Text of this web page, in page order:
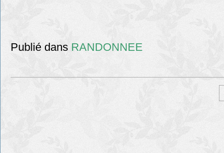
Publié dans RANDONNEE